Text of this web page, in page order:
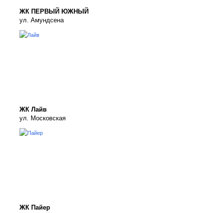
ЖК ПЕРВЫЙ ЮЖНЫЙ
ул. Амундсена
ЖК Лайв
ул. Московская
ЖК Пайер